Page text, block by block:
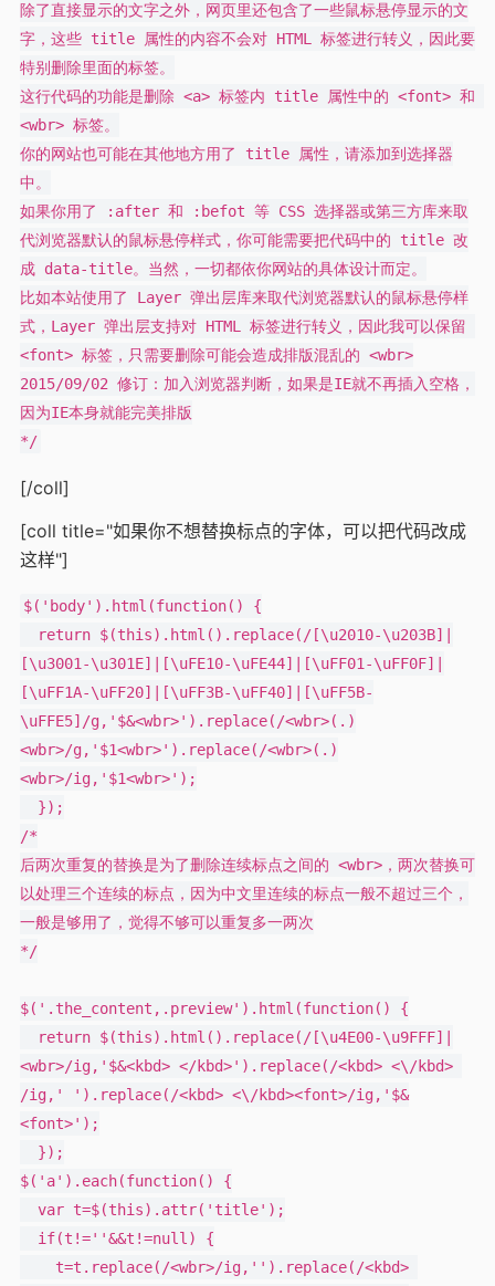
除了直接显示的文字之外，网页里还包含了一些鼠标悬停显示的文
字，这些 title 属性的内容不会对 HTML 标签进行转义，因此要
特别删除里面的标签。
这行代码的功能是删除 <a> 标签内 title 属性中的 <font> 和
<wbr> 标签。
你的网站也可能在其他地方用了 title 属性，请添加到选择器
中。
如果你用了 :after 和 :befot 等 CSS 选择器或第三方库来取
代浏览器默认的鼠标悬停样式，你可能需要把代码中的 title 改
成 data-title。当然，一切都依你网站的具体设计而定。
比如本站使用了 Layer 弹出层库来取代浏览器默认的鼠标悬停样
式，Layer 弹出层支持对 HTML 标签进行转义，因此我可以保留
<font> 标签，只需要删除可能会造成排版混乱的 <wbr>
2015/09/02 修订：加入浏览器判断，如果是IE就不再插入空格，
因为IE本身就能完美排版
[/coll]
[coll title="如果你不想替换标点的字体，可以把代码改成
这样"]
$('body').html(function() {
[\u3001-\u301E]|[\uFE10-\uFE44]|[\uFF01-\uFF0F]|
[\uFF1A-\uFF20]|[\uFF3B-\uFF40]|[\uFF5B-
\uFFE5]/g,'$&<wbr>').replace(/<wbr>(.)
<wbr>/g,'$1<wbr>').replace(/<wbr>(.)
<wbr>/ig,'$1<wbr>');
/*
后两次重复的替换是为了删除连续标点之间的 <wbr>，两次替换可
以处理三个连续的标点，因为中文里连续的标点一般不超过三个，
一般是够用了，觉得不够可以重复多一两次
*/
$('.the_content,.preview').html(function() {
<wbr>/ig,'$&<kbd> </kbd>').replace(/<kbd> <\/kbd>
/ig,' ').replace(/<kbd> <\/kbd><font>/ig,'$&
<font>');
$('a').each(function() {